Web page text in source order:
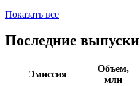
Показать все
Последние выпуски
Эмиссия
Объем,
млн